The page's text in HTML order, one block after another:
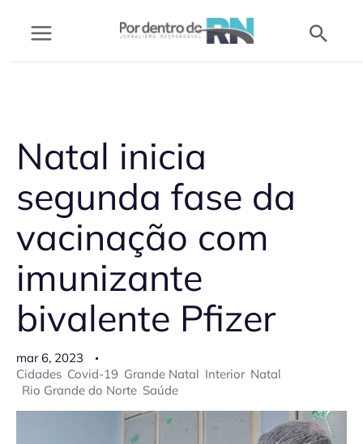
Natal inicia
segunda fase da
vacinação com
imunizante
bivalente Pfizer
mar 6, 2023
Cidades Covid-19 Grande Natal Interior Natal
Rio Grande do Norte Saúde